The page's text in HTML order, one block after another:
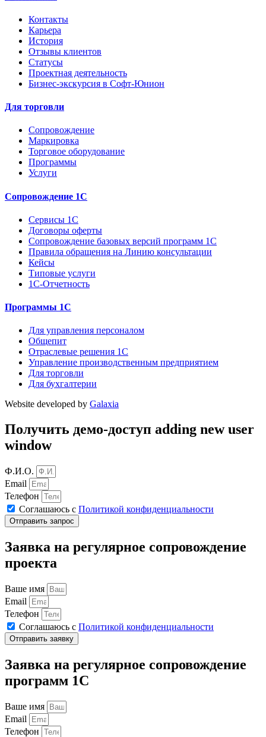
Контакты
Карьера
История
Отзывы клиентов
Статусы
Проектная деятельность
Бизнес-экскурсия в Софт-Юнион
Для торговли
Сопровождение
Маркировка
Торговое оборудование
Программы
Услуги
Сопровождение 1С
Сервисы 1С
Договоры оферты
Сопровождение базовых версий программ 1С
Правила обращения на Линию консультации
Кейсы
Типовые услуги
1С-Отчетность
Программы 1С
Для управления персоналом
Общепит
Отраслевые решения 1С
Управление производственным предприятием
Для торговли
Для бухгалтерии
Website developed by Galaxia
Получить демо-доступ adding new user
window
Ф.И.О.
Email
Телефон
Соглашаюсь с Политикой конфиденциальности
Отправить запрос
Заявка на регулярное сопровождение
проекта
Ваше имя
Email
Телефон
Соглашаюсь с Политикой конфиденциальности
Отправить заявку
Заявка на регулярное сопровождение
программ 1С
Ваше имя
Email
Телефон